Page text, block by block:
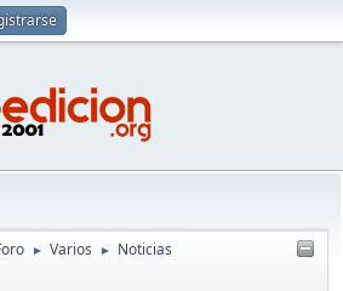
► Varios ► Noticias